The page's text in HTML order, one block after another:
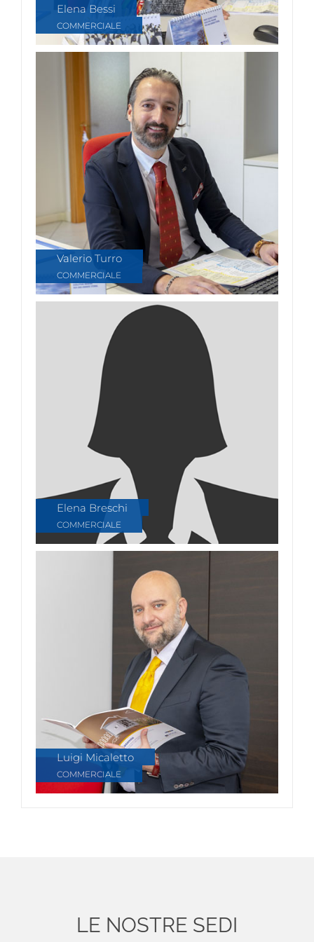
Elena Bessi
COMMERCIALE
Valerio Turro
COMMERCIALE
Elena Breschi
COMMERCIALE
Luigi Micaletto
COMMERCIALE
LE NOSTRE SEDI